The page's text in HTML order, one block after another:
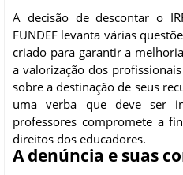
A decisão de descontar o
FUNDEF levanta várias
criado para garantir a
a valorização dos
sobre a destinação de seus
uma verba que deve ser
professores compromete a
direitos dos educadores.
A denúncia e suas